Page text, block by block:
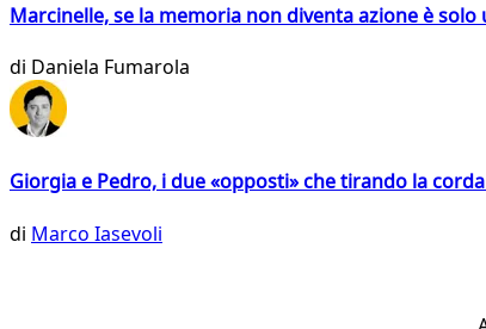
Marcinelle, se la memoria non diventa azione è solo
di Daniela Fumarola
Giorgia e Pedro, i due «opposti» che tirando la
di Marco Iasevoli